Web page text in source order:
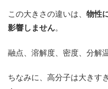
この大きさの違いは、 物性
影響しません。
融点、溶解度、密度、分解
ちなみに、高分子は大きす